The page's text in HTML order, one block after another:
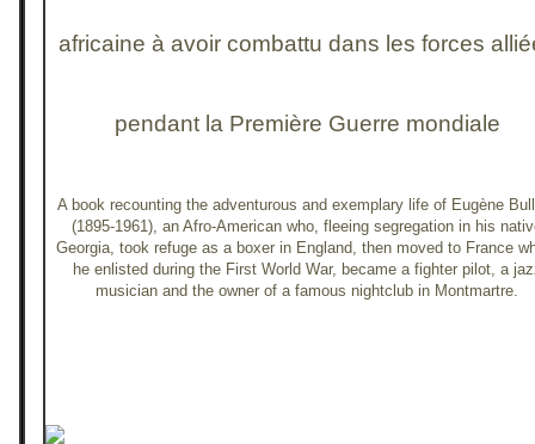
africaine à avoir combattu dans les forces
pendant la Première Guerre mondiale
A book recounting the adventurous and exemplary life of Eugène
(1895-1961), an Afro-American who, fleeing segregation in his
Georgia, took refuge as a boxer in England, then moved to France
he enlisted during the First World War, became a fighter pilot, a
musician and the owner of a famous nightclub in Montmartre.